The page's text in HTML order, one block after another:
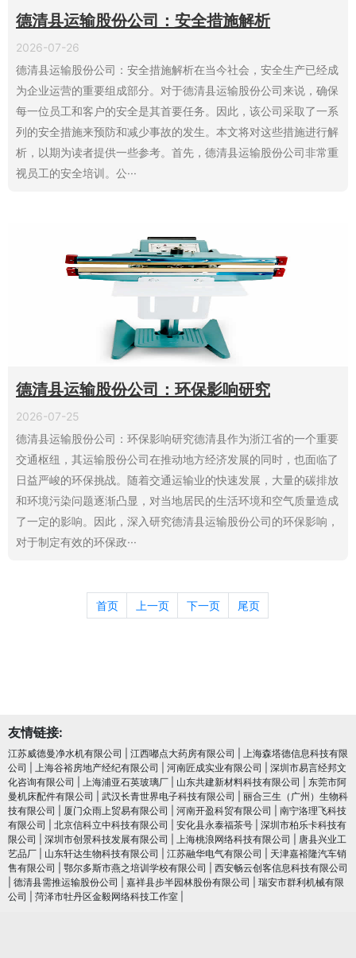
德清县运输股份公司：安全措施解析
2026-07-26
德清县运输股份公司：安全措施解析在当今社会，安全生产已经成
为企业运营的重要组成部分。对于德清县运输股份公司来说，确保
每一位员工和客户的安全是其首要任务。因此，该公司采取了一系
列的安全措施来预防和减少事故的发生。本文将对这些措施进行解
析，以期为读者提供一些参考。首先，德清县运输股份公司非常重
视员工的安全培训。公···
德清县运输股份公司：环保影响研究
2026-07-25
德清县运输股份公司：环保影响研究德清县作为浙江省的一个重要
交通枢纽，其运输股份公司在推动地方经济发展的同时，也面临了
日益严峻的环保挑战。随着交通运输业的快速发展，大量的碳排放
和环境污染问题逐渐凸显，对当地居民的生活环境和空气质量造成
了一定的影响。因此，深入研究德清县运输股份公司的环保影响，
对于制定有效的环保政···
首页 上一页 下一页 尾页
友情链接:
江苏威德曼净水机有限公司 江西嘟点大药房有限公司
上海森塔德信息科技有限
公司
上海谷裕房地产经纪有限公司 河南匠成实业有限公司
深圳市易言经邦文
化咨询有限公司
上海浦亚石英玻璃厂 山东共建新材料科技有限公司
东莞市阿
曼机床配件有限公司
武汉长青世界电子科技有限公司
丽合三生（广州）生物科
技有限公司
厦门众雨上贸易有限公司 河南开盈科贸有限公司
南宁洛理飞科技
有限公司
北京信科立中科技有限公司 安化县永泰福茶号
深圳市柏乐卡科技有
限公司
深圳市创景科技发展有限公司 上海桃浪网络科技有限公司
唐县兴业工
艺品厂
山东轩达生物科技有限公司 江苏融华电气有限公司
天津嘉裕隆汽车销
售有限公司
鄂尔多斯市燕之培训学校有限公司
西安畅云创客信息科技有限公司
德清县需推运输股份公司 嘉祥县步半园林股份有限公司
瑞安市群利机械有限
公司
菏泽市牡丹区金毅网络科技工作室